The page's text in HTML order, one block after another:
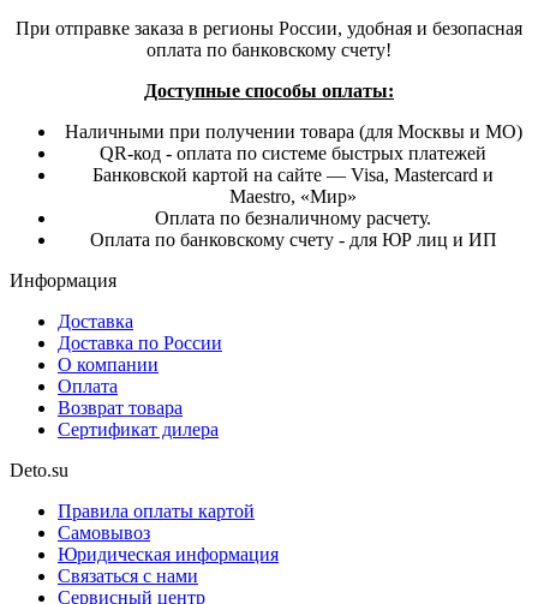
При отправке заказа в регионы России, удобная и безопасная
оплата по банковскому счету!
Доступные способы оплаты:
Наличными при получении товара (для Москвы и МО)
QR-код - оплата по системе быстрых платежей
Банковской картой на сайте — Visa, Mastercard и
Maestro, «Мир»
Оплата по безналичному расчету.
Оплата по банковскому счету - для ЮР лиц и ИП
Информация
Доставка
Доставка по России
О компании
Оплата
Возврат товара
Сертификат дилера
Deto.su
Правила оплаты картой
Самовывоз
Юридическая информация
Связаться с нами
Сервисный центр